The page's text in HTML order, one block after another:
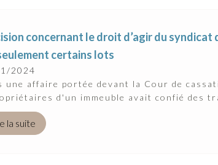
concernant le droit d’agir du
certains lots
2024
une affaire portée devant la Cour de
d'un immeuble avait confié des
la suite